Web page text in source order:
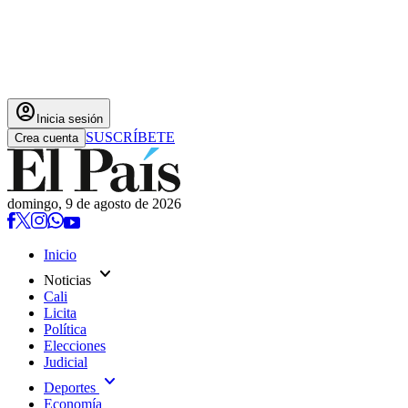
account_circle Inicia sesión
Crea cuenta SUSCRÍBETE
domingo, 9 de agosto de 2026
Inicio
Noticias expand_more
Cali
Licita
Política
Elecciones
Judicial
Deportes expand_more
Economía